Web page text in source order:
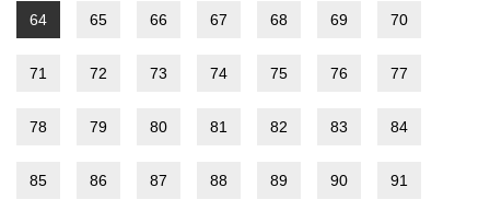
64 65 66 67 68 69 70
71 72 73 74 75 76 77
78 79 80 81 82 83 84
85 86 87 88 89 90 91